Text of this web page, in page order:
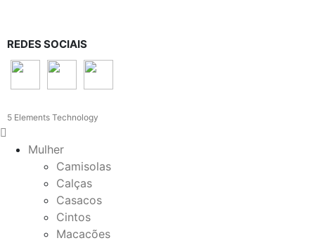
REDES SOCIAIS
5 Elements Technology
Mulher
Camisolas
Calças
Casacos
Cintos
Macacões